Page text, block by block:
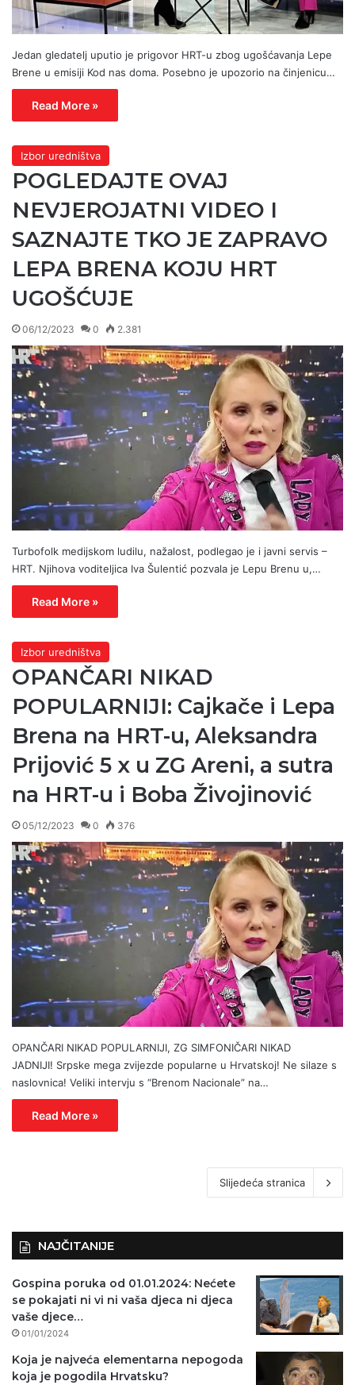
Jedan gledatelj uputio je prigovor HRT-u zbog ugošćavanja Lepe
Brene u emisiji Kod nas doma. Posebno je upozorio na činjenicu…
Read More »
Izbor uredništva
POGLEDAJTE OVAJ
NEVJEROJATNI VIDEO I
SAZNAJTE TKO JE ZAPRAVO
LEPA BRENA KOJU HRT
UGOŠĆUJE
06/12/2023 0 2.381
Turbofolk medijskom ludilu, nažalost, podlegao je i javni servis –
HRT. Njihova voditeljica Iva Šulentić pozvala je Lepu Brenu u,…
Read More »
Izbor uredništva
OPANČARI NIKAD
POPULARNIJI: Cajkače i Lepa
Brena na HRT-u, Aleksandra
Prijović 5 x u ZG Areni, a sutra
na HRT-u i Boba Živojinović
05/12/2023 0 376
OPANČARI NIKAD POPULARNIJI, ZG SIMFONIČARI NIKAD
JADNIJI! Srpske mega zvijezde popularne u Hrvatskoj! Ne silaze s
naslovnica! Veliki intervju s “Brenom Nacionale” na…
Read More »
Slijedeća stranica
NAJČITANIJE
Gospina poruka od 01.01.2024: Nećete
se pokajati ni vi ni vaša djeca ni djeca
vaše djece…
01/01/2024
Koja je najveća elementarna nepogoda
koja je pogodila Hrvatsku?